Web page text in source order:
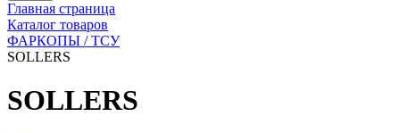
Главная страница
Каталог товаров
ФАРКОПЫ / ТСУ
SOLLERS
SOLLERS